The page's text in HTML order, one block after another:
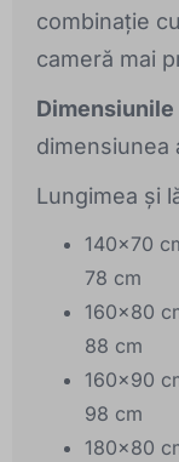
combinație
cameră mai
dimensiunea
Lungimea și
140x70
78 cm
160x80
88 cm
160x90
98 cm
180x80